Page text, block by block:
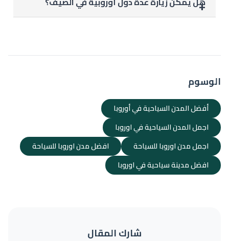
لكن التخطيط المسبق يساعد على ضبط الميزانية والاستفادة من
الوسوم
أفضل المدن السياحية في أوروبا
اجمل المدن السياحية في اوروبا
اجمل مدن اوروبا للسياحة
افضل مدن اوروبا للسياحة
افضل مدينة سياحية في اوروبا
شارك المقال